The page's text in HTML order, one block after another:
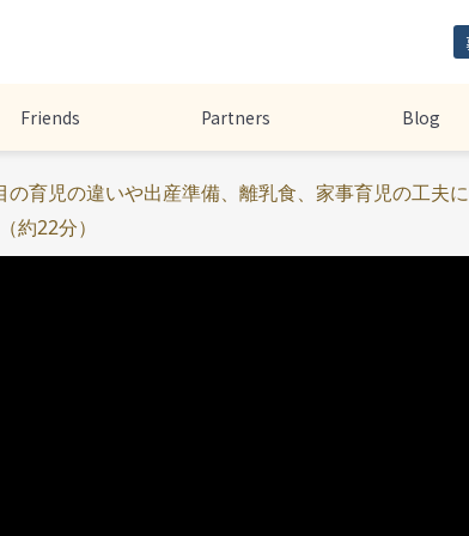
Friends Partners Blog
育児の違いや出産準備、離乳食、家事育児の工夫
約22分）